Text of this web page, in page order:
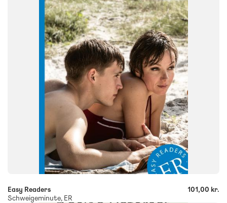
9788723572295
+
Easy Readers
Schweigeminute, ER
101,00 kr.